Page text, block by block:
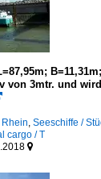
von 3mtr. und
Rhein, Seeschiffe /
cargo / T
